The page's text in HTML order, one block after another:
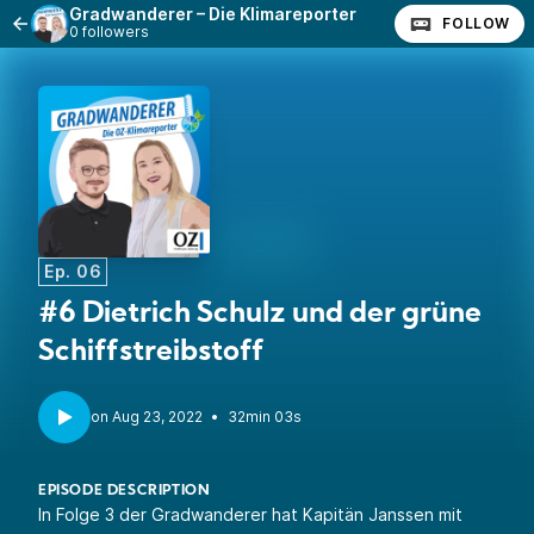
Gradwanderer – Die Klimareporter
0 followers FOLLOW
Ep. 06
#6 Dietrich Schulz und der grüne
Schiffstreibstoff
• 32min 03s
EPISODE DESCRIPTION
In Folge 3 der Gradwanderer hat Kapitän Janssen mit